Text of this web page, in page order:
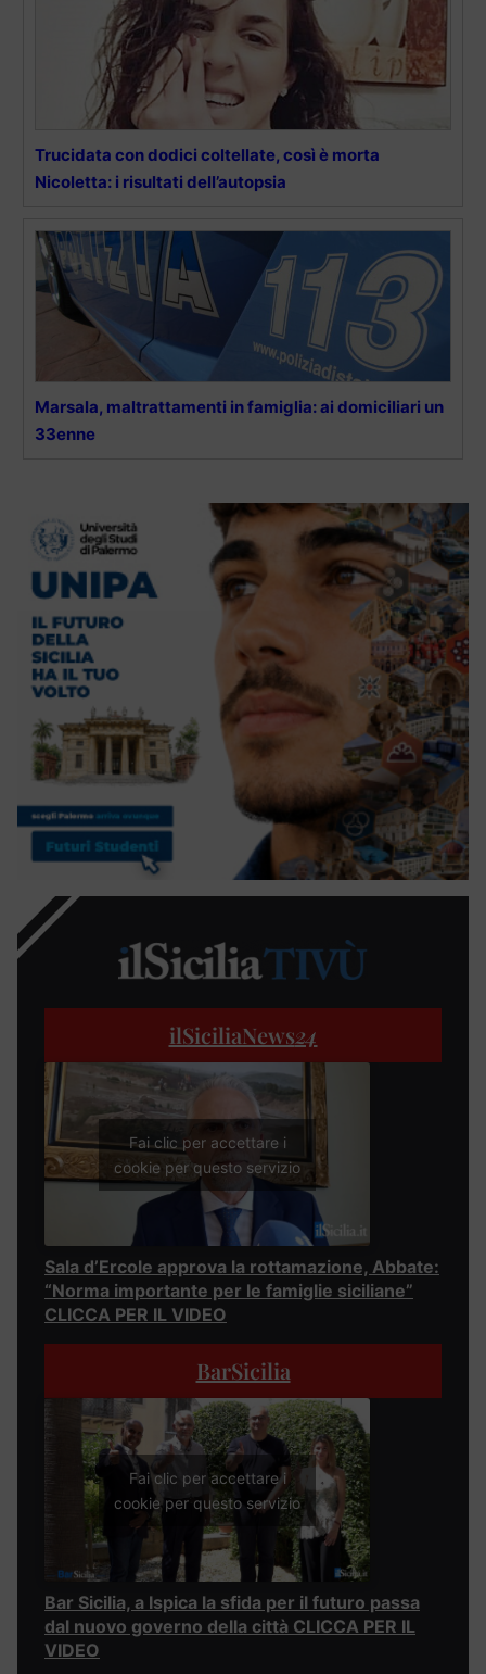
Trucidata con dodici coltellate, così è morta
Nicoletta: i risultati dell’autopsia
Marsala, maltrattamenti in famiglia: ai domiciliari un
33enne
ilSiciliaNews24
Fai clic per accettare i
cookie per questo servizio
Sala d’Ercole approva la rottamazione, Abbate:
“Norma importante per le famiglie siciliane”
CLICCA PER IL VIDEO
BarSicilia
Fai clic per accettare i
cookie per questo servizio
Bar Sicilia, a Ispica la sfida per il futuro passa
dal nuovo governo della città CLICCA PER IL
VIDEO